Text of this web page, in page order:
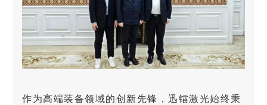
作为高端装备领域的创新先锋，迅镭激光始终秉